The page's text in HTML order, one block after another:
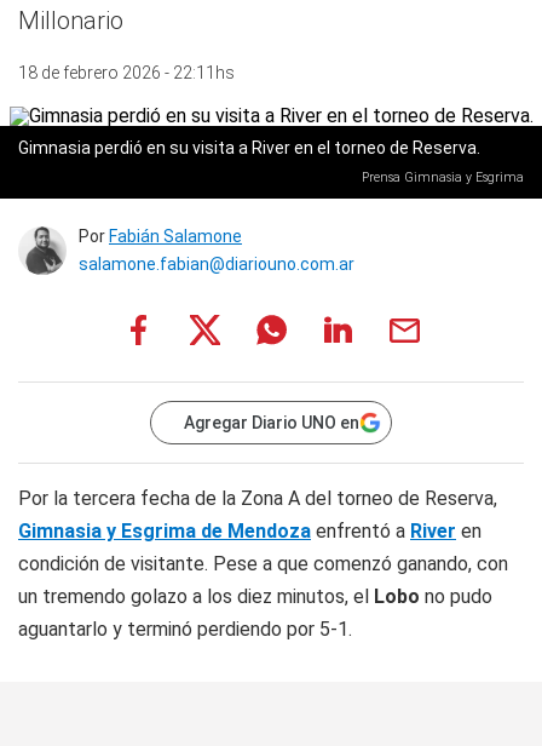
Millonario
18 de febrero 2026 - 22:11hs
Gimnasia perdió en su visita a River en el torneo de Reserva.
Prensa Gimnasia y Esgrima
Por Fabián Salamone
salamone.fabian@diariouno.com.ar
Agregar Diario UNO en
Por la tercera fecha de la Zona A del torneo de Reserva,
Gimnasia y Esgrima de Mendoza enfrentó a River en
condición de visitante. Pese a que comenzó ganando, con
un tremendo golazo a los diez minutos, el Lobo no pudo
aguantarlo y terminó perdiendo por 5-1.